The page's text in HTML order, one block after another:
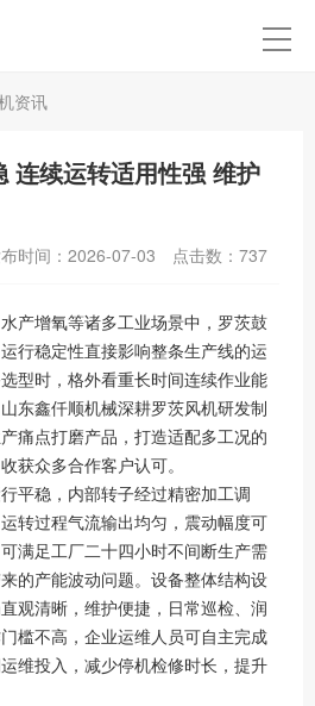
资讯
连续运转适用性强 维护
时间：2026-07-03 点击数： 737
产增氧等诸多工业场景中，罗茨鼓
行稳定性直接影响整条生产线的运
型时，格外看重长时间连续作业能
东鑫仟顺机械深耕罗茨风机研发制
痛点打磨产品，打造适配多工况的
获众多合作客户认可。
平稳，内部转子经过精密加工调
转过程气流输出均匀，震动幅度可
满足工厂二十四小时不间断生产需
的产能波动问题。设备整体结构设
观清晰，维护便捷，日常巡检、润
槛不高，企业运维人员可自主完成
维投入，减少停机检修时长，提升